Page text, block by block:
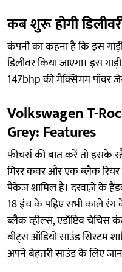
कब शुरू होगी
कंपनी का कहना है कि इस
डिलीवर किया जाएगा। इस
147bhp की मैक्सिमम पॉवर
Volkswagen T-
Grey: Features
फीचर्स की बात करें तो इसके
मिरर कवर और एक ब्लैक
पैकेज शामिल है। दरवाज़े के
18 इंच के पहिए सभी काले रंग
ब्लैक व्हील्स, एडॉप्टिव चेचिस
बीट्स ऑडियो साउंड सिस्टम
अपने बेहतरी साउंड के लिए